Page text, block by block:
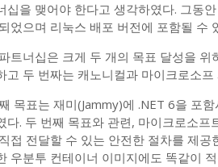
십을 맺어야 한다고 생각하였다. 그동
었으며 리눅스 배포 버전에 포함될 수
트너십은 크게 두 개의 목표 달성을
고 두 번짜는 캐노니컬과 마이크로소
목표는 재미(Jammy)에 .NET 6을 포
다. 두 번째 목표와 관련, 마이크로소
접 전달할 수 있는 안전한 절차를 제
우분투 컨테이너 이미지에도 똑같이